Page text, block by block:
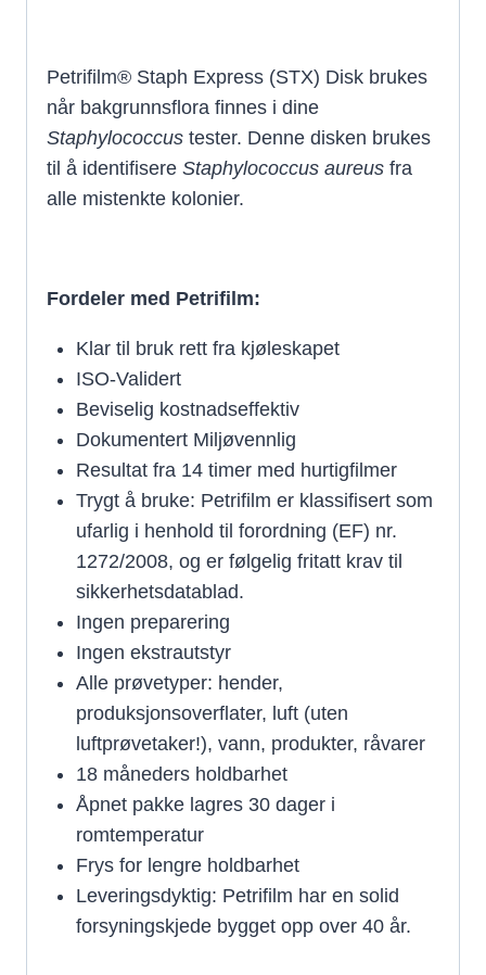
Petrifilm® Staph Express (STX) Disk brukes
når bakgrunnsflora finnes i dine
Staphylococcus tester. Denne disken brukes
til å identifisere Staphylococcus aureus fra
alle mistenkte kolonier.
Fordeler med Petrifilm:
Klar til bruk rett fra kjøleskapet
ISO-Validert
Beviselig kostnadseffektiv
Dokumentert Miljøvennlig
Resultat fra 14 timer med hurtigfilmer
Trygt å bruke: Petrifilm er klassifisert som
ufarlig i henhold til forordning (EF) nr.
1272/2008, og er følgelig fritatt krav til
sikkerhetsdatablad.
Ingen preparering
Ingen ekstrautstyr
Alle prøvetyper: hender,
produksjonsoverflater, luft (uten
luftprøvetaker!), vann, produkter, råvarer
18 måneders holdbarhet
Åpnet pakke lagres 30 dager i
romtemperatur
Frys for lengre holdbarhet
Leveringsdyktig: Petrifilm har en solid
forsyningskjede bygget opp over 40 år.